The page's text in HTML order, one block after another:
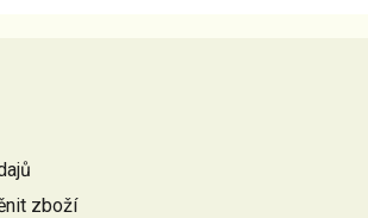
zboží